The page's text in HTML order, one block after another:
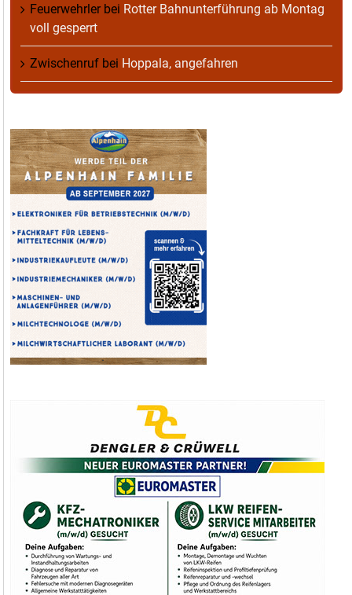
Feuerwehrlerbei Rotter Bahnunterführung ab Montag
voll gesperrt
Zwischenruf bei Hoppala, angefahren